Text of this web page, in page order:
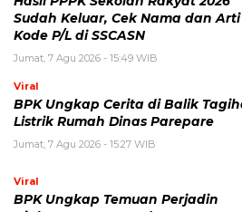
Simpan nama, email, dan situs
untuk komentar saya berikutnya.
BERITA TERKAIT